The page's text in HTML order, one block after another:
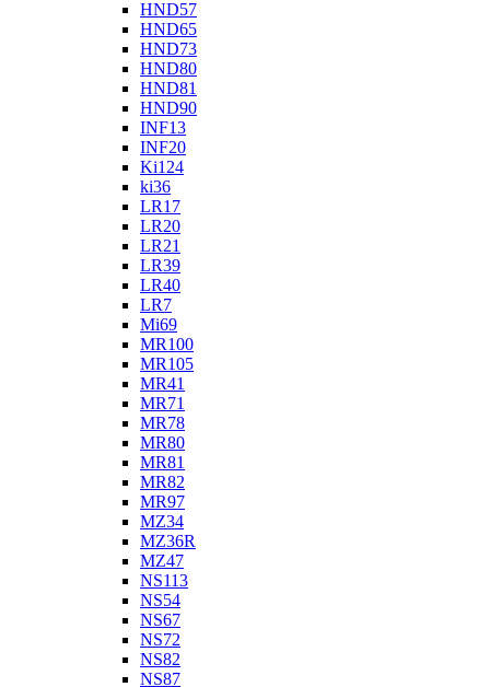
HND57
HND65
HND73
HND80
HND81
HND90
INF13
INF20
Ki124
ki36
LR17
LR20
LR21
LR39
LR40
LR7
Mi69
MR100
MR105
MR41
MR71
MR78
MR80
MR81
MR82
MR97
MZ34
MZ36R
MZ47
NS113
NS54
NS67
NS72
NS82
NS87